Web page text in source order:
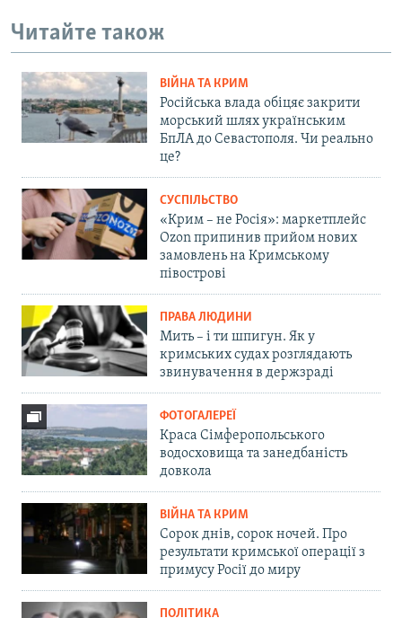
Читайте також
ВІЙНА ТА КРИМ
Російська влада обіцяє закрити
морський шлях українським
БпЛА до Севастополя. Чи реально
це?
СУСПІЛЬСТВО
«Крим – не Росія»: маркетплейс
Ozon припинив прийом нових
замовлень на Кримському
півострові
ПРАВА ЛЮДИНИ
Мить – і ти шпигун. Як у
кримських судах розглядають
звинувачення в держзраді
ФОТОГАЛЕРЕЇ
Краса Сімферопольського
водосховища та занедбаність
довкола
ВІЙНА ТА КРИМ
Сорок днів, сорок ночей. Про
результати кримської операції з
примусу Росії до миру
ПОЛІТИКА